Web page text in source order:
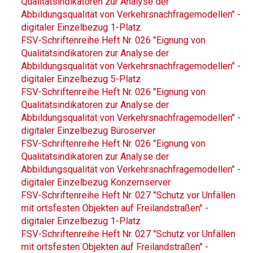
Abbildungsqualität von Verkehrsnachfragemodellen" -
digitaler Einzelbezug 1-Platz
FSV-Schriftenreihe Heft Nr. 026 "Eignung von
Qualitätsindikatoren zur Analyse der
Abbildungsqualität von Verkehrsnachfragemodellen" -
digitaler Einzelbezug 5-Platz
FSV-Schriftenreihe Heft Nr. 026 "Eignung von
Qualitätsindikatoren zur Analyse der
Abbildungsqualität von Verkehrsnachfragemodellen" -
digitaler Einzelbezug Büroserver
FSV-Schriftenreihe Heft Nr. 026 "Eignung von
Qualitätsindikatoren zur Analyse der
Abbildungsqualität von Verkehrsnachfragemodellen" -
digitaler Einzelbezug Konzernserver
FSV-Schriftenreihe Heft Nr. 027 "Schutz vor Unfällen
mit ortsfesten Objekten auf Freilandstraßen" -
digitaler Einzelbezug 1-Platz
FSV-Schriftenreihe Heft Nr. 027 "Schutz vor Unfällen
mit ortsfesten Objekten auf Freilandstraßen" -